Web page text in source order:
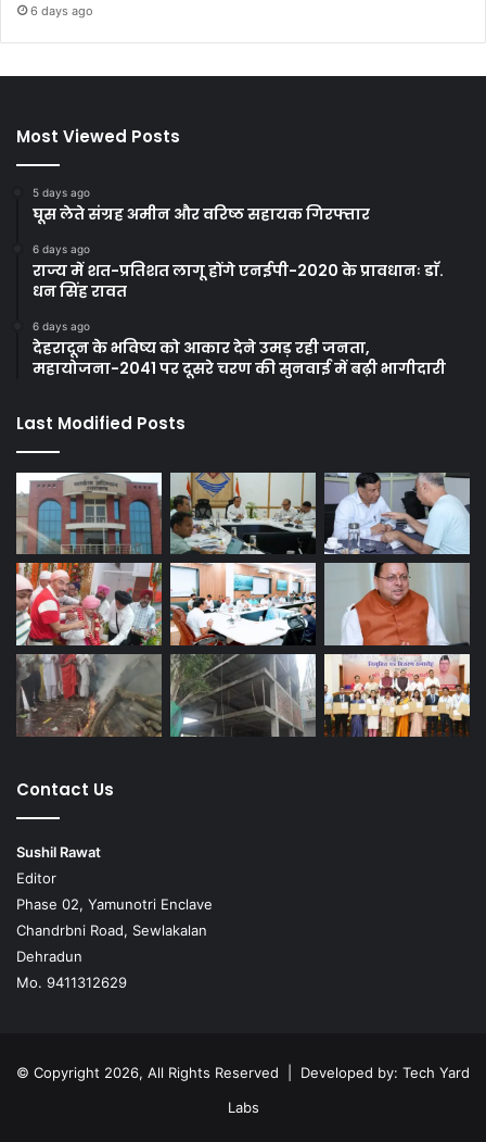
6 days ago
Most Viewed Posts
5 days ago
घूस लेते संग्रह अमीन और वरिष्ठ सहायक गिरफ्तार
6 days ago
राज्य में शत-प्रतिशत लागू होंगे एनईपी-2020 के प्रावधानः डाॅ.
धन सिंह रावत
6 days ago
देहरादून के भविष्य को आकार देने उमड़ रही जनता,
महायोजना-2041 पर दूसरे चरण की सुनवाई में बढ़ी भागीदारी
Last Modified Posts
Contact Us
Sushil Rawat
Editor
Phase 02, Yamunotri Enclave
Chandrbni Road, Sewlakalan
Dehradun
Mo. 9411312629
© Copyright 2026, All Rights Reserved | Developed by: Tech Yard
Labs